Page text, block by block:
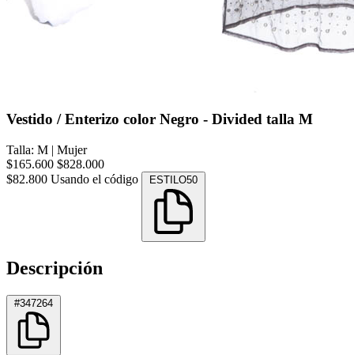
Vestido / Enterizo color Negro - Divided talla M
Talla: M | Mujer
$165.600 $828.000
$82.800 Usando el código ESTILO50
Descripción
#347264